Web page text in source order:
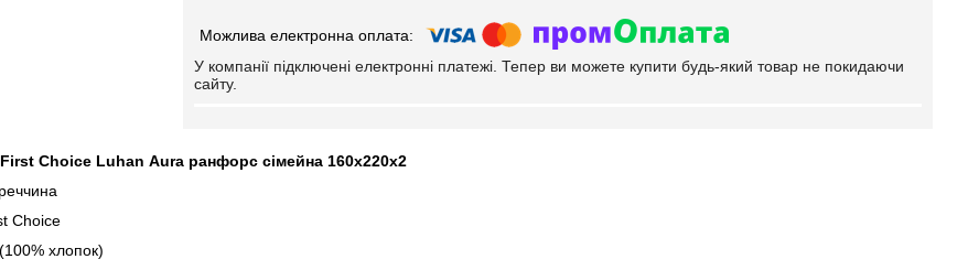
У компанії підключені електронні платежі. Тепер ви можете купити будь-який товар не покидаючи
сайту.
First Сhoice Luhan Aura ранфорс сімейна 160х220х2
Сhoice
хлопок)